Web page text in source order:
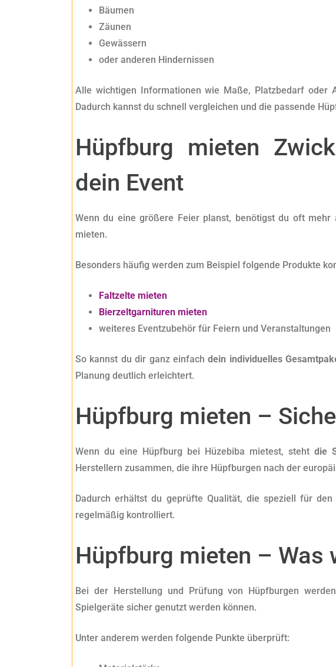
Bäumen
Zäunen
Gewässern
oder anderen Hindernissen
Alle wichtigen Informationen wie Maße, Platzbedarf oder
Dadurch kannst du schnell vergleichen und die passende
Hüpfburg mieten
dein Event
Wenn du eine größere Feier planst, benötigst du oft
mieten.
Besonders häufig werden zum Beispiel folgende Produkte
Faltzelte mieten
Bierzeltgarnituren mieten
weiteres Eventzubehör für Feiern und Veranstaltungen
So kannst du dir ganz einfachdein individuelles
Planung deutlich erleichtert.
Hüpfburg mieten –
Wenn du eine Hüpfburg bei Hüzebiba mietest, stehtdie
Herstellern zusammen, die ihre Hüpfburgen nach der
Dadurch erhältst du geprüfte Qualität, die speziell für
regelmäßig kontrolliert.
Hüpfburg mieten – Was
Bei der Herstellung und Prüfung von Hüpfburgen
Spielgeräte sicher genutzt werden können.
Unter anderem werden folgende Punkte überprüft: